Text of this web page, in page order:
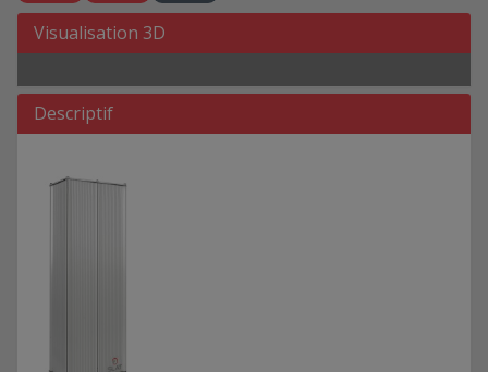
ASV PACK DE RECHANGE
Visualisation 3D
Descriptif